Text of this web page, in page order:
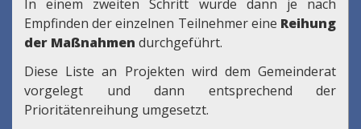
In einem zweiten Schritt wurde dann je nach
Empfinden der einzelnen Teilnehmer eine Reihung
der Maßnahmen durchgeführt.
Diese Liste an Projekten wird dem Gemeinderat
vorgelegt und dann entsprechend der
Prioritätenreihung umgesetzt.